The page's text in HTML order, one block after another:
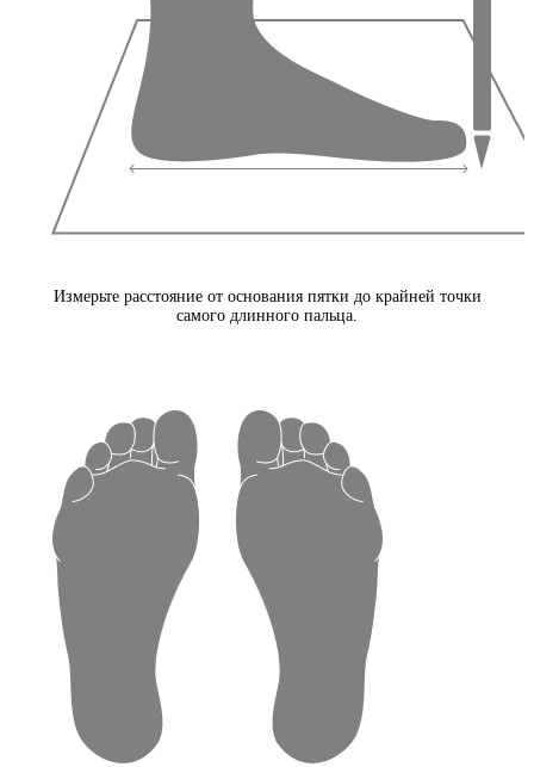
Измерьте расстояние от основания пятки до крайней точки
самого длинного пальца.